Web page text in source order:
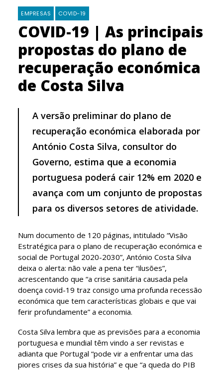
EMPRESAS COVID-19
COVID-19 | As principais
propostas do plano de
recuperação económica
de Costa Silva
A versão preliminar do plano de
recuperação económica elaborada por
António Costa Silva, consultor do
Governo, estima que a economia
portuguesa poderá cair 12% em 2020 e
avança com um conjunto de propostas
para os diversos setores de atividade.
Num documento de 120 páginas, intitulado “Visão
Estratégica para o plano de recuperação económica e
social de Portugal 2020-2030”, António Costa Silva
deixa o alerta: não vale a pena ter “ilusões”,
acrescentando que “a crise sanitária causada pela
doença covid-19 traz consigo uma profunda recessão
económica que tem características globais e que vai
ferir profundamente” a economia.
Costa Silva lembra que as previsões para a economia
portuguesa e mundial têm vindo a ser revistas e
adianta que Portugal “pode vir a enfrentar uma das
piores crises da sua história” e que “a queda do PIB